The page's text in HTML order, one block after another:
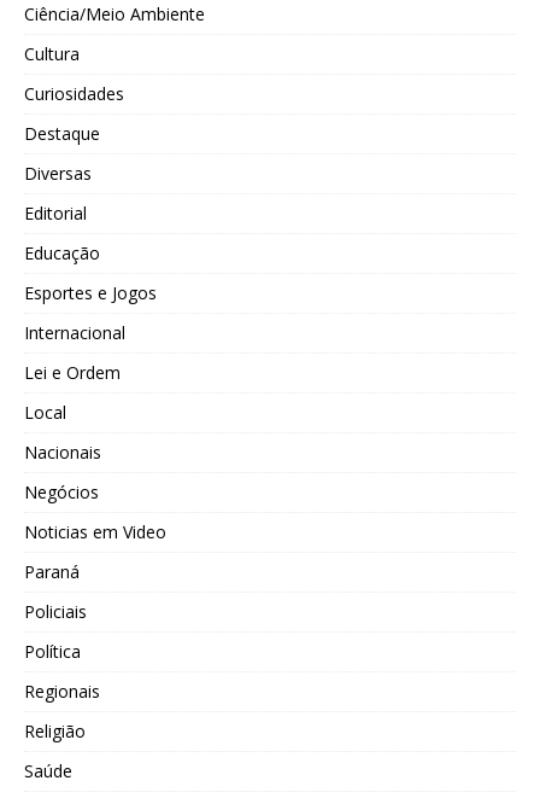
Ciência/Meio Ambiente
Cultura
Curiosidades
Destaque
Diversas
Editorial
Educação
Esportes e Jogos
Internacional
Lei e Ordem
Local
Nacionais
Negócios
Noticias em Video
Paraná
Policiais
Política
Regionais
Religião
Saúde